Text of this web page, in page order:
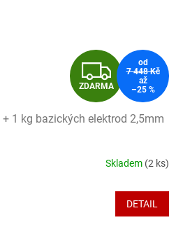
Z
D
A
R
M
A
ZDARMA
od
7 448 Kč
až
–25 %
+ 1 kg bazických elektrod 2,5mm
Skladem (2 ks)
DETAIL